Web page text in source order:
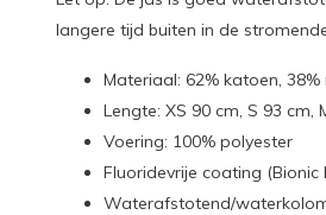
langere tijd buiten in de
Materiaal: 62% katoen, 38%
Lengte: XS 90 cm, S 93 cm,
Voering: 100% polyester
Fluoridevrije coating (Bionic
Waterafstotend/